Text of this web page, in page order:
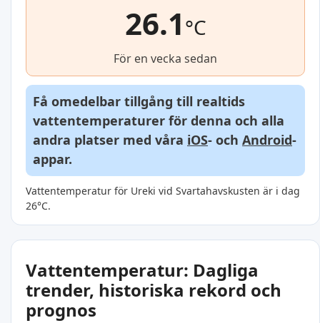
26.1°C
För en vecka sedan
Få omedelbar tillgång till realtids
vattentemperaturer för denna och alla
andra platser med våra iOS- och Android-
appar.
Vattentemperatur för Ureki vid Svartahavskusten är i dag
26°C.
Vattentemperatur: Dagliga
trender, historiska rekord och
prognos